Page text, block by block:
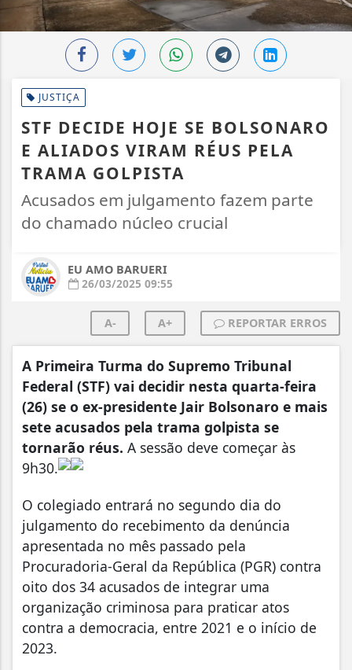
JUSTIÇA
STF DECIDE HOJE SE BOLSONARO
E ALIADOS VIRAM RÉUS PELA
TRAMA GOLPISTA
Acusados em julgamento fazem parte
do chamado núcleo crucial
EU AMO BARUERI
26/03/2025 09:55
A- A+ REPORTAR ERROS
A Primeira Turma do Supremo Tribunal
Federal (STF) vai decidir nesta quarta-feira
(26) se o ex-presidente Jair Bolsonaro e mais
sete acusados pela trama golpista se
tornarão réus. A sessão deve começar às
9h30.
O colegiado entrará no segundo dia do
julgamento do recebimento da denúncia
apresentada no mês passado pela
Procuradoria-Geral da República (PGR) contra
oito dos 34 acusados de integrar uma
organização criminosa para praticar atos
contra a democracia, entre 2021 e o início de
2023.